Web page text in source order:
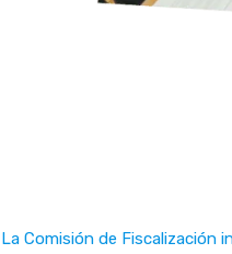
La Comisión de Fiscalización